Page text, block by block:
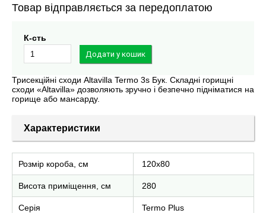
Товар відправляється за передоплатою
К-сть
Трисекційні сходи Altavilla Termo 3s Бук. Складні горищні
сходи «Altavilla» дозволяють зручно і безпечно підніматися на
горище або мансарду.
Характеристики
Розмір короба, см 120х80
Висота приміщення, см 280
Серія Termo Plus